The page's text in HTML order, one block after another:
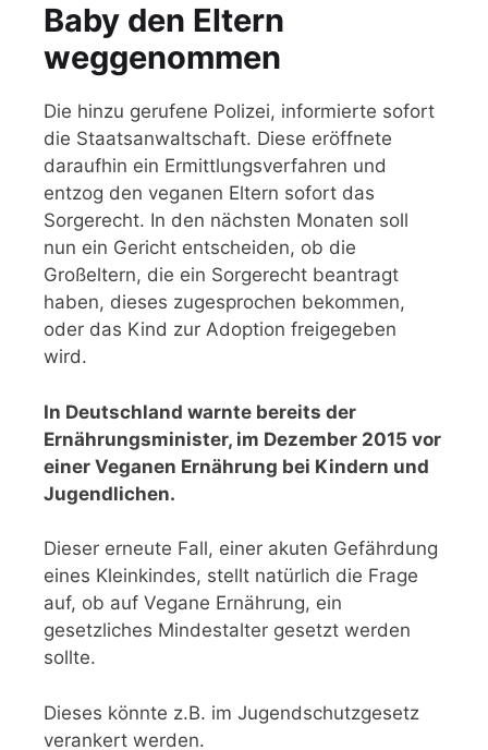
Baby den Eltern
weggenommen
Die hinzu gerufene Polizei, informierte sofort
die Staatsanwaltschaft. Diese eröffnete
daraufhin ein Ermittlungsverfahren und
entzog den veganen Eltern sofort das
Sorgerecht. In den nächsten Monaten soll
nun ein Gericht entscheiden, ob die
Großeltern, die ein Sorgerecht beantragt
haben, dieses zugesprochen bekommen,
oder das Kind zur Adoption freigegeben
wird.
In Deutschland warnte bereits der
Ernährungsminister, im Dezember 2015 vor
einer Veganen Ernährung bei Kindern und
Jugendlichen.
Dieser erneute Fall, einer akuten Gefährdung
eines Kleinkindes, stellt natürlich die Frage
auf, ob auf Vegane Ernährung, ein
gesetzliches Mindestalter gesetzt werden
sollte.
Dieses könnte z.B. im Jugendschutzgesetz
verankert werden.